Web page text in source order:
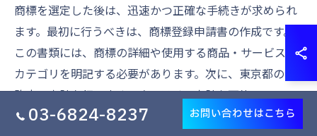
商標を選定した後は、迅速かつ正確な手続きが求められ
ます。最初に行うべきは、商標登録申請書の作成です。
この書類には、商標の詳細や使用する商品・サービスの
カテゴリを明記する必要があります。次に、東京都の特
許庁へ申請を行います。オンライン申請も可能で、この
方法を用いることで、手続きの効率を向上させることが
03-6824-8237 お問い合わせはこちら